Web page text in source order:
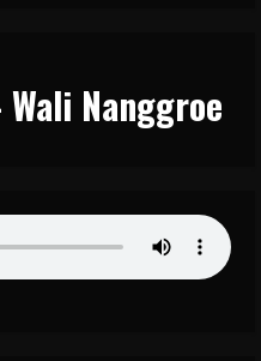
Nanggroe